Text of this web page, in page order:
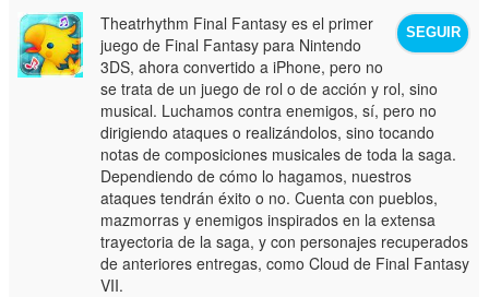
SEGUIR
Theatrhythm Final Fantasy es el primer
juego de Final Fantasy para Nintendo
3DS, ahora convertido a iPhone, pero no
se trata de un juego de rol o de acción y rol, sino
musical. Luchamos contra enemigos, sí, pero no
dirigiendo ataques o realizándolos, sino tocando
notas de composiciones musicales de toda la saga.
Dependiendo de cómo lo hagamos, nuestros
ataques tendrán éxito o no. Cuenta con pueblos,
mazmorras y enemigos inspirados en la extensa
trayectoria de la saga, y con personajes recuperados
de anteriores entregas, como Cloud de Final Fantasy
VII.